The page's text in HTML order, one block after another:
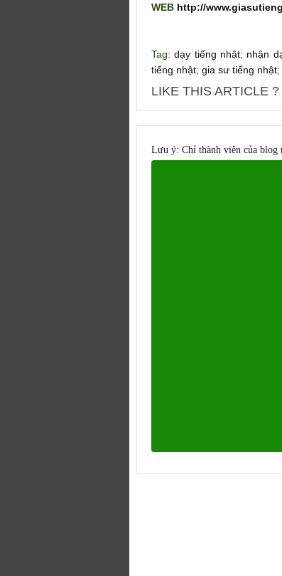
WEB http://
Tag:dạy tiếng nhật; nhận
tiếng nhật; gia sư tiếng nhật;
LIKE THIS ARTICLE ?
Lưu ý: Chỉ thành viên của blog